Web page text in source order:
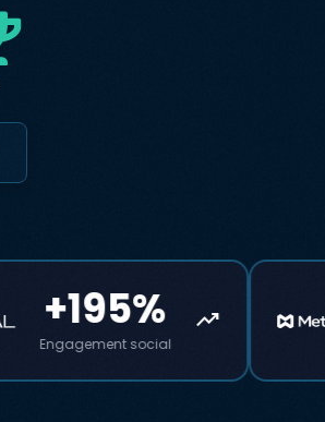
+88
Leads B2B